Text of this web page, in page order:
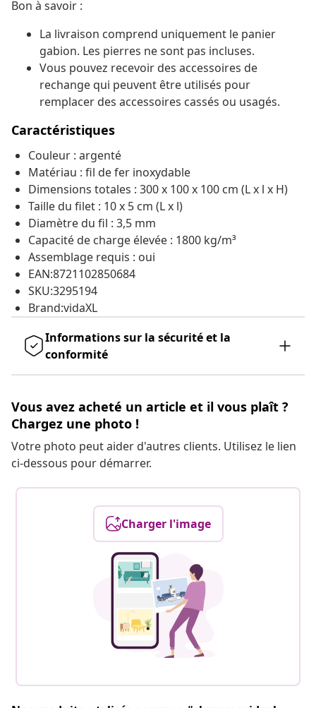
Bon à savoir :
La livraison comprend uniquement le panier
gabion. Les pierres ne sont pas incluses.
Vous pouvez recevoir des accessoires de
rechange qui peuvent être utilisés pour
remplacer des accessoires cassés ou usagés.
Caractéristiques
Couleur : argenté
Matériau : fil de fer inoxydable
Dimensions totales : 300 x 100 x 100 cm (L x l x H)
Taille du filet : 10 x 5 cm (L x l)
Diamètre du fil : 3,5 mm
Capacité de charge élevée : 1800 kg/m³
Assemblage requis : oui
EAN:8721102850684
SKU:3295194
Brand:vidaXL
Informations sur la sécurité et la
conformité
Vous avez acheté un article et il vous plaît ?
Chargez une photo !
Votre photo peut aider d'autres clients. Utilisez le lien
ci-dessous pour démarrer.
Charger l'image